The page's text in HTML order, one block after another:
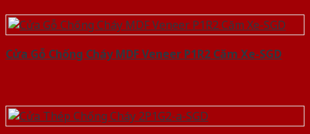
Cửa Gỗ Chống Cháy MDF Veneer P1R2 Căm Xe-SGD